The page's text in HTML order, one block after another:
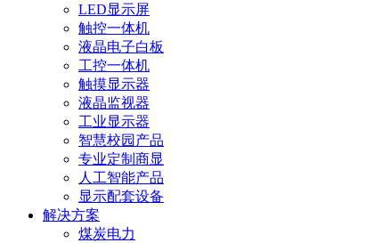
LED显示屏
触控一体机
液晶电子白板
工控一体机
触摸显示器
液晶监视器
工业显示器
智慧校园产品
专业定制商显
人工智能产品
显示配套设备
解决方案
煤炭电力